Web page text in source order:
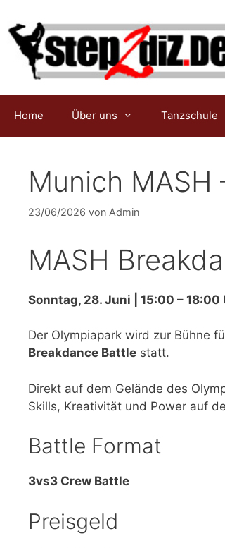
Inhalt
springen
Home Über uns Tanzschule
Munich MASH
23/06/2026 von Admin
MASH
Sonntag, 28. Juni | 15:00 – 18:00
Der Olympiapark wird zur Bühne
Breakdance Battle statt.
Direkt auf dem Gelände des
Skills, Kreativität und Power auf
Battle Format
3vs3 Crew Battle
Preisgeld